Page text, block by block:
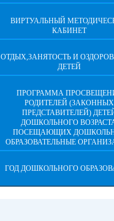
ВИРТУАЛЬНЫЙ
КАБИНЕТ
ОТДЫХ,ЗАНЯТОСТЬ И
ДЕТЕЙ
ПРОГРАММА
РОДИТЕЛЕЙ (ЗАКОННЫХ
ПРЕДСТАВИТЕЛЕЙ)
ДОШКОЛЬНОГО
ПОСЕЩАЮЩИХ
ОБРАЗОВАТЕЛЬНЫЕ
ГОД ДОШКОЛЬНОГО